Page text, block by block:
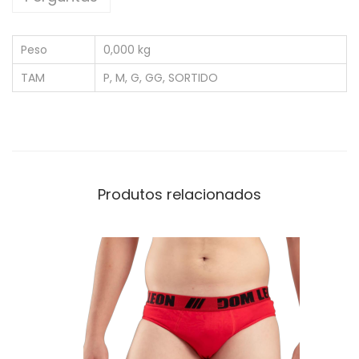
Peso
0,000 kg
TAM
P, M, G, GG, SORTIDO
Produtos relacionados